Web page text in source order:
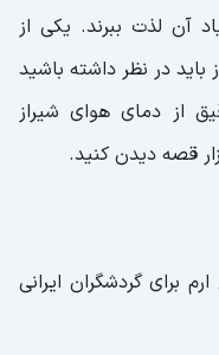
آن لذت ببرند. یکی از
باید در نظر داشته باشید
از دمای هوای شیراز
قصه دیدن کنید.
برای گردشگران ایرانی